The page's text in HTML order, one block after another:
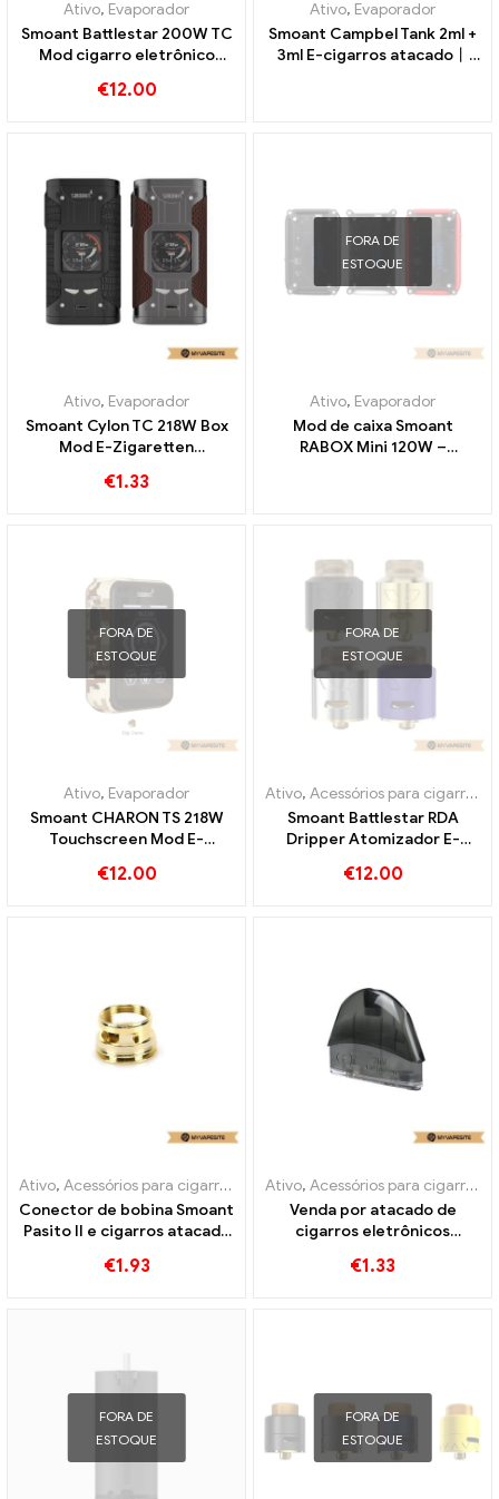
Ativo, Evaporador
Smoant Battlestar 200W TC
Mod cigarro eletrônico
€12.00
Ativo, Evaporador
Smoant Campbel Tank 2ml +
3ml E-cigarros atacado丨
Ativo, Evaporador
Smoant Cylon TC 218W Box
Mod E-Zigaretten
€1.33
FORA DE
ESTOQUE
Ativo, Evaporador
Mod de caixa Smoant
RABOX Mini 120W –
FORA DE
ESTOQUE
Ativo, Evaporador
Smoant CHARON TS 218W
Touchscreen Mod E-
Personalizado
€12.00
FORA DE
ESTOQUE
Ativo, Acessórios para cigarros eletrônicos
Smoant Battlestar RDA
Dripper Atomizador E-
Personalizado
€12.00
Ativo, Acessórios para cigarros eletrônicos ,Evaporador
Conector de bobina Smoant
Pasito II e cigarros atacado
€1.93
Ativo, Acessórios para cigarros eletrônicos
Venda por atacado de
cigarros eletrônicos
substituição丨
€1.33
FORA DE
ESTOQUE
FORA DE
ESTOQUE